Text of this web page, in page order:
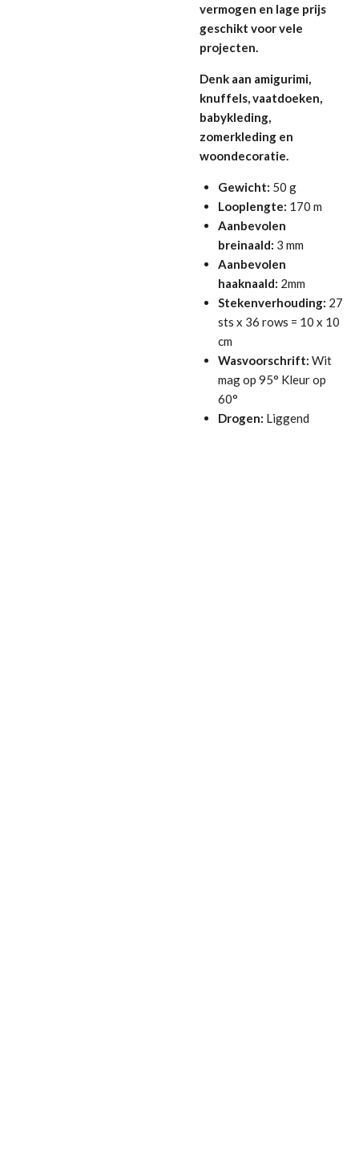
vermogen en lage prijs
geschikt voor vele
projecten.
Denk aan amigurimi,
knuffels, vaatdoeken,
babykleding,
zomerkleding en
woondecoratie.
Gewicht: 50 g
Looplengte: 170 m
Aanbevolen
breinaald: 3 mm
Aanbevolen
haaknaald: 2mm
Stekenverhouding: 27
sts x 36 rows = 10 x 10
cm
Wasvoorschrift: Wit
mag op 95° Kleur op
60°
Drogen: Liggend